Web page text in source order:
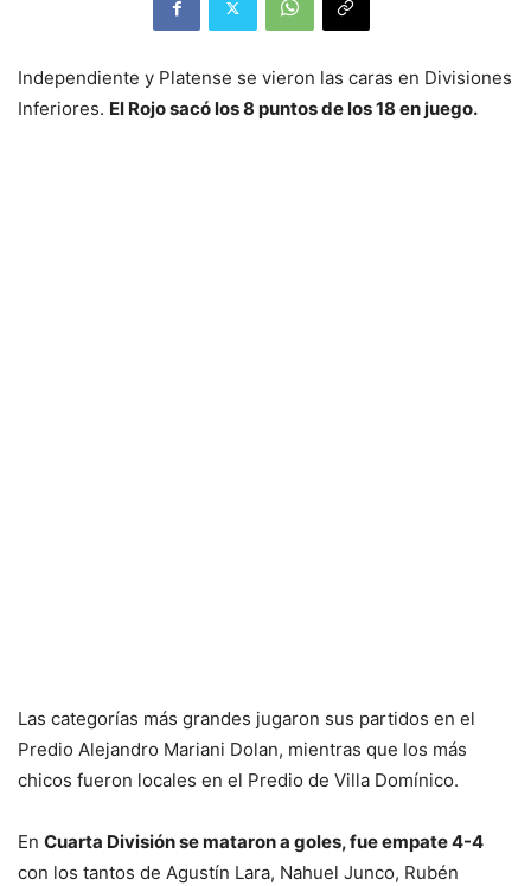
Independiente y Platense se vieron las caras en Divisiones
Inferiores. El Rojo sacó los 8 puntos de los 18 en juego.
Las categorías más grandes jugaron sus partidos en el
Predio Alejandro Mariani Dolan, mientras que los más
chicos fueron locales en el Predio de Villa Domínico.
En Cuarta División se mataron a goles, fue empate 4-4
con los tantos de Agustín Lara, Nahuel Junco, Rubén